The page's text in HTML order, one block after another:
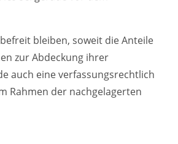
bleiben, soweit die Anteile
zur Abdeckung ihrer
auch eine verfassungsrechtlich
Rahmen der nachgelagerten